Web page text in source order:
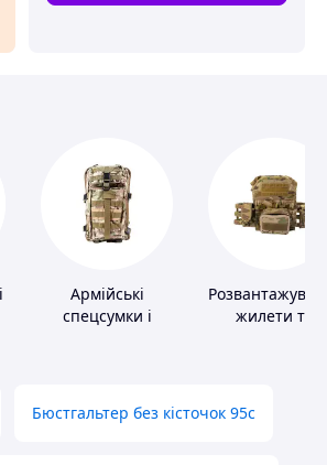
Армійські
спецсумки і
жилети та
Бюстгальтер без кісточок 95с